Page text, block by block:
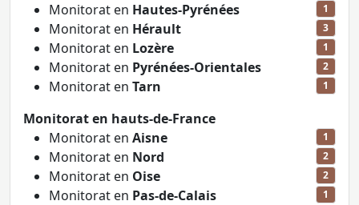
Monitorat en Hautes-Pyrénées 1
Monitorat en Hérault 3
Monitorat en Lozère 1
Monitorat en Pyrénées-Orientales 2
Monitorat en Tarn 1
Monitorat en hauts-de-France
Monitorat en Aisne 1
Monitorat en Nord 2
Monitorat en Oise 2
Monitorat en Pas-de-Calais 1